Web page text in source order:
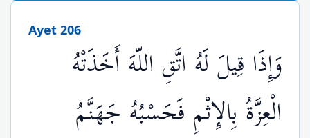
Ayet 206
وَإِذَا قِيلَ لَهُ اتَّقِ اللّهَ أَخَذَتْهُ
الْعِزَّةُ بِالإِثْمِ فَحَسْبُهُ جَهَنَّمُ